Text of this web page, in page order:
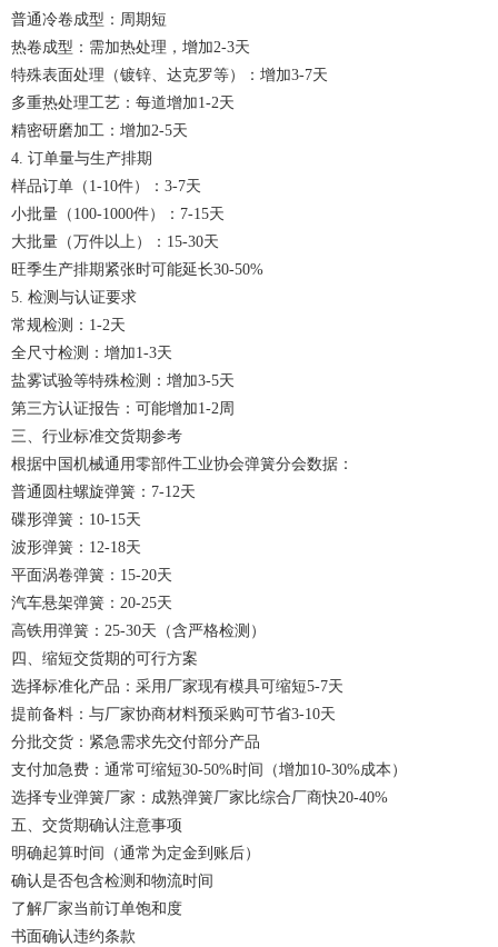
普通冷卷成型：周期短
热卷成型：需加热处理，增加2-3天
特殊表面处理（镀锌、达克罗等）：增加3-7天
多重热处理工艺：每道增加1-2天
精密研磨加工：增加2-5天
4. 订单量与生产排期
样品订单（1-10件）：3-7天
小批量（100-1000件）：7-15天
大批量（万件以上）：15-30天
旺季生产排期紧张时可能延长30-50%
5. 检测与认证要求
常规检测：1-2天
全尺寸检测：增加1-3天
盐雾试验等特殊检测：增加3-5天
第三方认证报告：可能增加1-2周
三、行业标准交货期参考
根据中国机械通用零部件工业协会弹簧分会数据：
普通圆柱螺旋弹簧：7-12天
碟形弹簧：10-15天
波形弹簧：12-18天
平面涡卷弹簧：15-20天
汽车悬架弹簧：20-25天
高铁用弹簧：25-30天（含严格检测）
四、缩短交货期的可行方案
选择标准化产品：采用厂家现有模具可缩短5-7天
提前备料：与厂家协商材料预采购可节省3-10天
分批交货：紧急需求先交付部分产品
支付加急费：通常可缩短30-50%时间（增加10-30%成本）
选择专业弹簧厂家：成熟弹簧厂家 比综合厂商快20-40%
五、交货期确认注意事项
明确起算时间（通常为定金到账后）
确认是否包含检测和物流时间
了解厂家当前订单饱和度
书面确认违约条款